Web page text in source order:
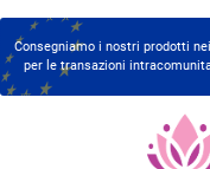
Consegniamo i nostri prodotti
per le transazioni